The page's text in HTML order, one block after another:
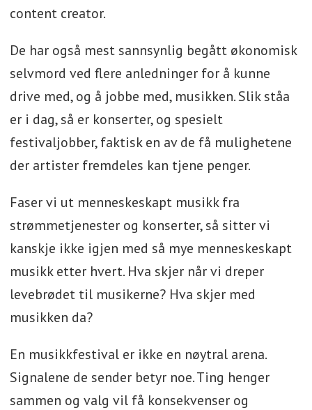
content creator.
De har også mest sannsynlig begått økonomisk
selvmord ved flere anledninger for å kunne
drive med, og å jobbe med, musikken. Slik ståa
er i dag, så er konserter, og spesielt
festivaljobber, faktisk en av de få mulighetene
der artister fremdeles kan tjene penger.
Faser vi ut menneskeskapt musikk fra
strømmetjenester og konserter, så sitter vi
kanskje ikke igjen med så mye menneskeskapt
musikk etter hvert. Hva skjer når vi dreper
levebrødet til musikerne? Hva skjer med
musikken da?
En musikkfestival er ikke en nøytral arena.
Signalene de sender betyr noe. Ting henger
sammen og valg vil få konsekvenser og